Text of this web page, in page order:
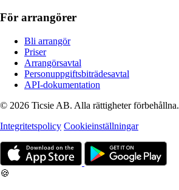
För arrangörer
Bli arrangör
Priser
Arrangörsavtal
Personuppgiftsbiträdesavtal
API-dokumentation
© 2026 Ticsie AB. Alla rättigheter förbehållna.
Integritetspolicy Cookieinställningar
🍪